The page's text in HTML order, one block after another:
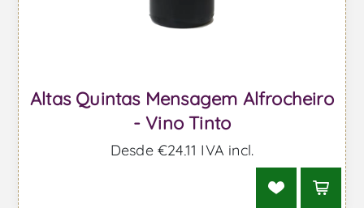
Altas Quintas Mensagem Alfrocheiro
- Vino Tinto
Desde €24,11 IVA incl.